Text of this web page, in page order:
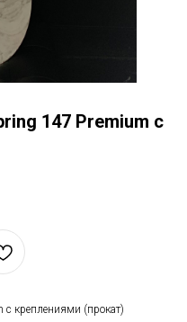
147 Premium с
креплениями (прокат)